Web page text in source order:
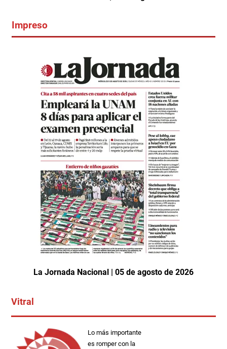
Impreso
La Jornada Nacional | 05 de agosto de 2026
Vitral
Lo más importante
es romper con la